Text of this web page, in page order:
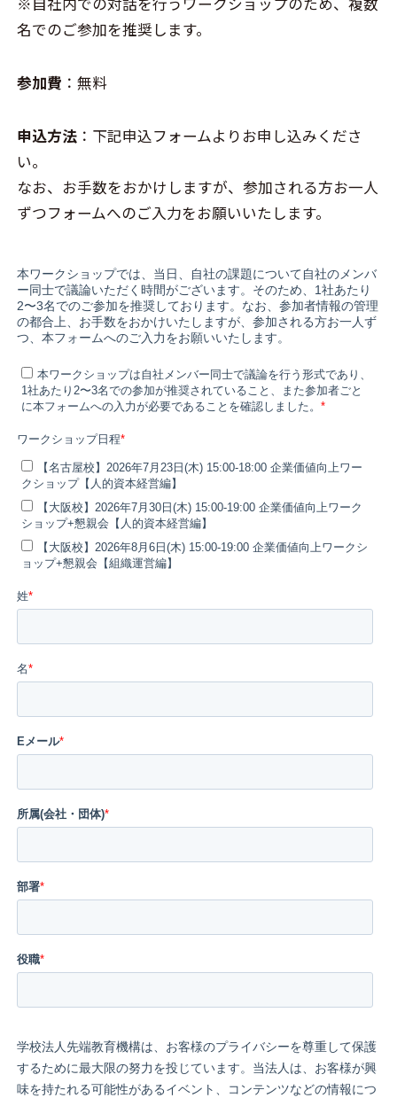
名でのご参加を推奨します。
参加費 ：無料
申込方法：下記申込フォームよりお申し込みくださ
い。
なお、お手数をおかけしますが、参加される方お一人
ずつフォームへのご入力をお願いいたします。